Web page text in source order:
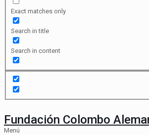
Exact matches only
Search in title
Search in content
Fundación Colombo
Menú